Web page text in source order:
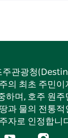
주관광청
의 최초 주민이
하며, 호주 원주
과 물의 전통적
자로 인정합니